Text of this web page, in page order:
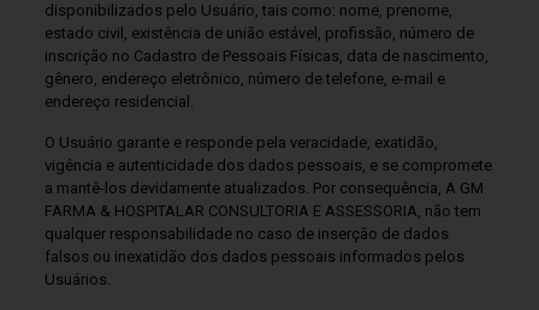
disponibilizados pelo Usuário, tais como: nome, prenome,
estado civil, existência de união estável, profissão, número de
inscrição no Cadastro de Pessoais Físicas, data de nascimento,
gênero, endereço eletrônico, número de telefone, e-mail e
endereço residencial.
O Usuário garante e responde pela veracidade, exatidão,
vigência e autenticidade dos dados pessoais, e se compromete
a mantê-los devidamente atualizados. Por consequência, A GM
FARMA & HOSPITALAR CONSULTORIA E ASSESSORIA, não tem
qualquer responsabilidade no caso de inserção de dados
falsos ou inexatidão dos dados pessoais informados pelos
Usuários.